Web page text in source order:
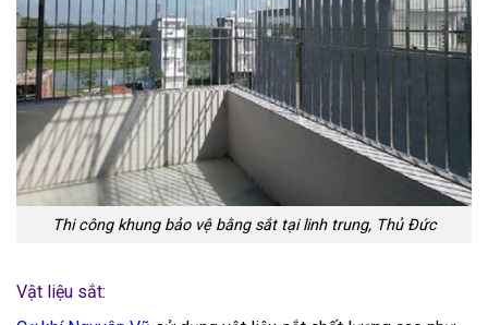
Thi công khung bảo vệ bằng sắt tại linh trung, Thủ Đức
Vật liệu sắt: